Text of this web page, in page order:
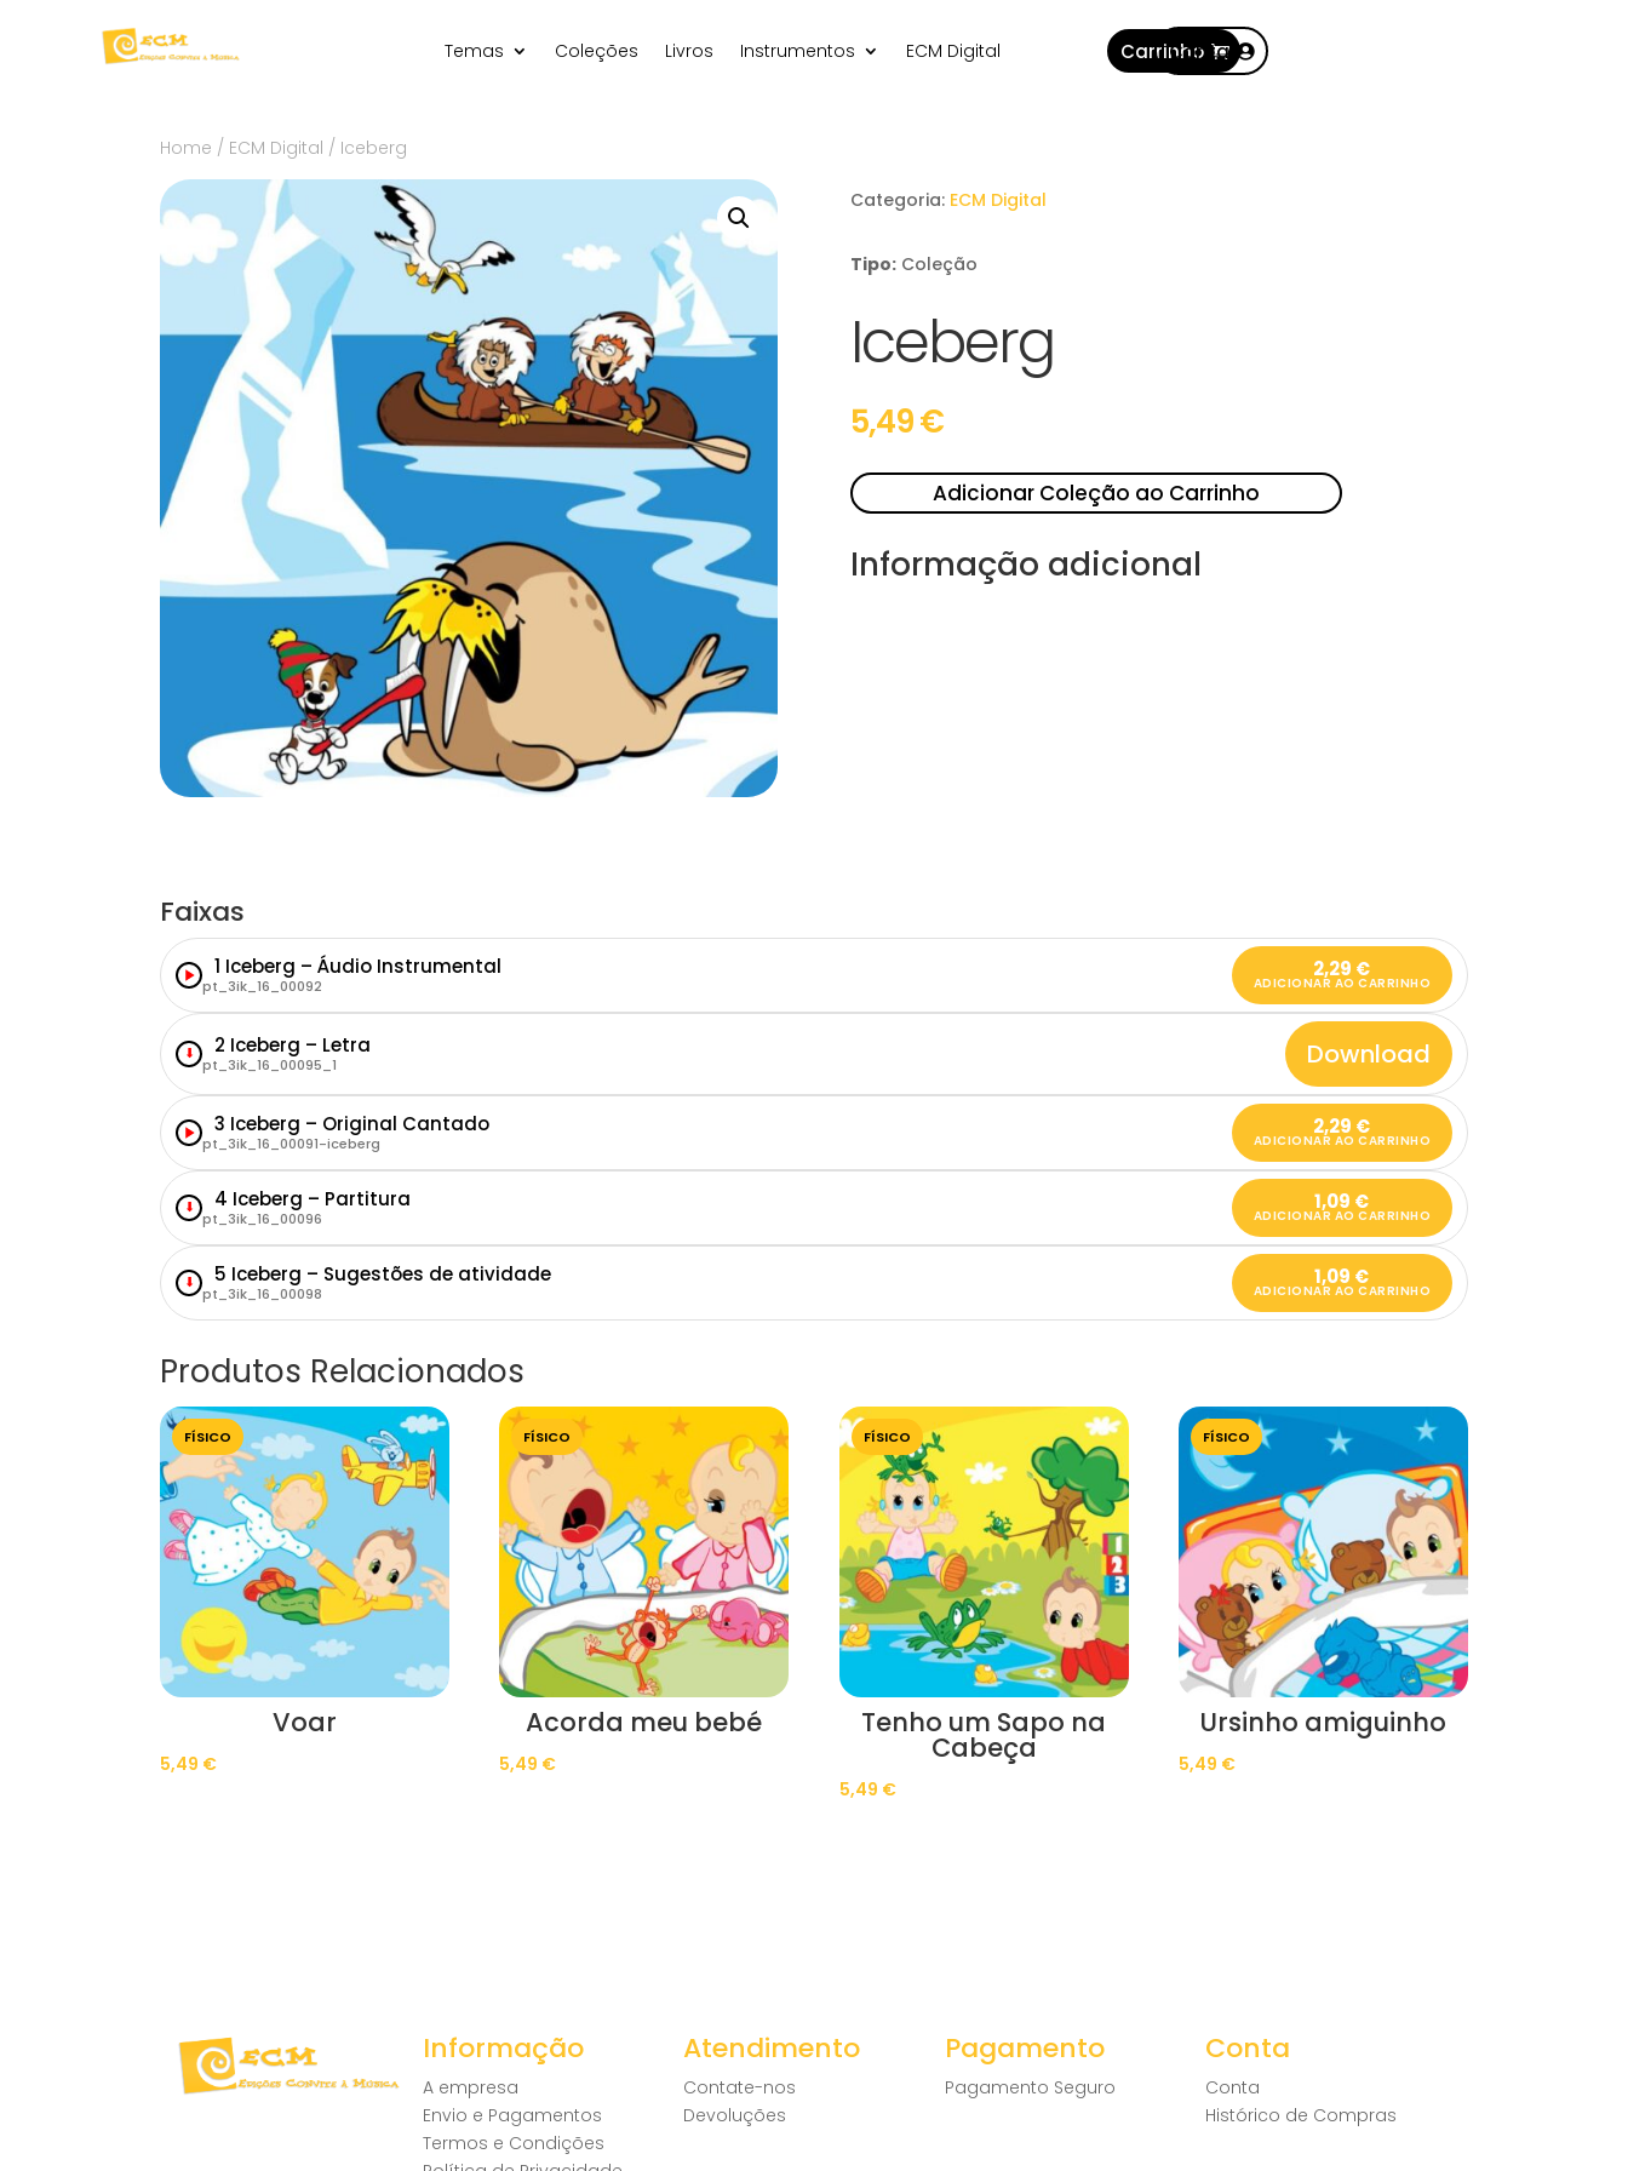
Temas Coleções Livros Instrumentos ECM Digital Carrinho
Conta
Home / ECM Digital / Iceberg
Categoria: ECM Digital
Tipo: Coleção
Iceberg
5,49€
Adicionar Coleção ao Carrinho
Informação adicional
Faixas
1 Iceberg – Áudio Instrumental
pt_3ik_16_00092
2,29 €
ADICIONAR AO CARRINHO
⬇ 2 Iceberg – Letra
pt_3ik_16_00095_1 Download
3 Iceberg – Original Cantado
pt_3ik_16_00091-iceberg
2,29 €
ADICIONAR AO CARRINHO
⬇ 4 Iceberg – Partitura
pt_3ik_16_00096
1,09 €
ADICIONAR AO CARRINHO
⬇ 5 Iceberg – Sugestões de atividade
pt_3ik_16_00098
1,09 €
ADICIONAR AO CARRINHO
Produtos Relacionados
FÍSICO
Voar
5,49 €
FÍSICO
Acorda meu bebé
5,49 €
FÍSICO
Tenho um Sapo na
Cabeça
5,49 €
FÍSICO
Ursinho amiguinho
5,49 €
Informação
A empresa
Envio e Pagamentos
Termos e Condições
Atendimento
Contate-nos
Devoluções
Pagamento
Pagamento Seguro
Conta
Conta
Histórico de Compras